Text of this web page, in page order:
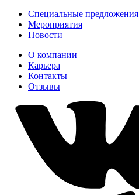
Специальные предложения
Мероприятия
Новости
О компании
Карьера
Контакты
Отзывы